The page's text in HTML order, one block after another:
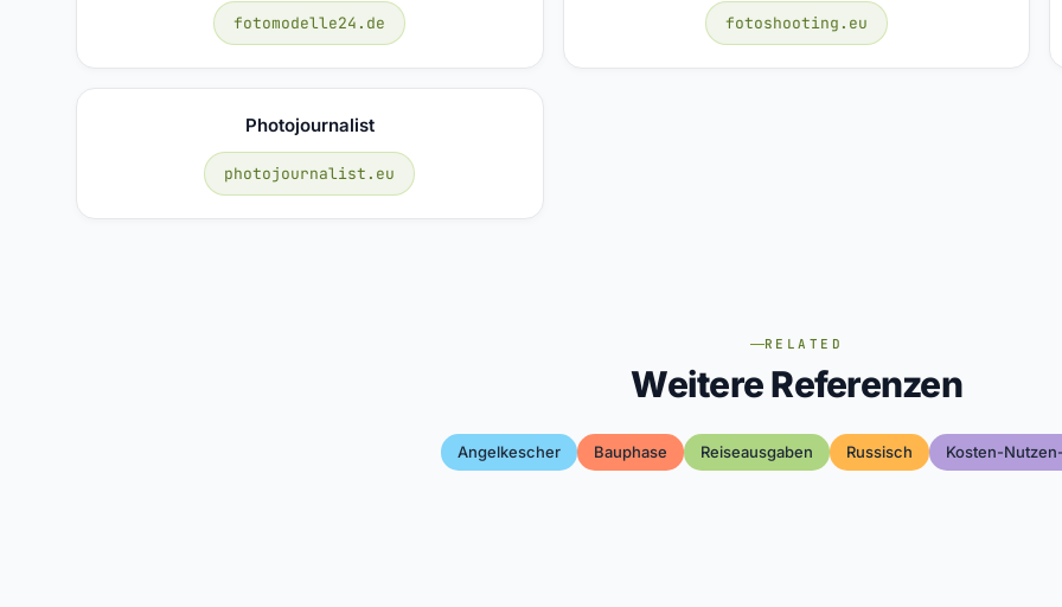
fotomodelle24.de fotoshooting.eu
Photojournalist
photojournalist.eu
RELATED
Weitere Referenzen
Angelkescher Bauphase Reiseausgaben Russisch Kosten-